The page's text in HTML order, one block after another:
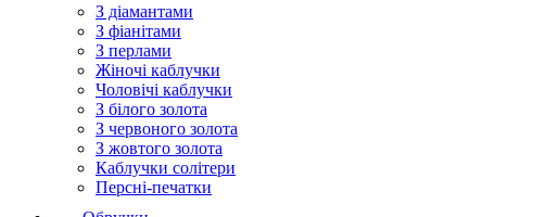
З діамантами
З фіанітами
З перлами
Жіночі каблучки
Чоловічі каблучки
З білого золота
З червоного золота
З жовтого золота
Каблучки солітери
Персні-печатки